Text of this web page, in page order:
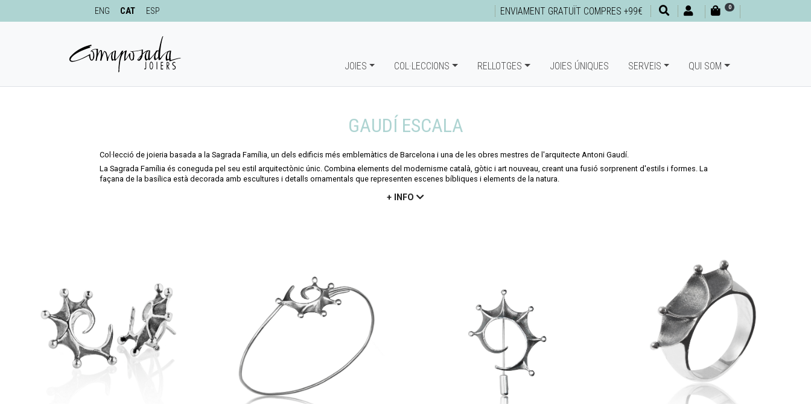
ENG CAT ESP ENVIAMENT GRATUÏT COMPRES +99€ 0
JOIES COL·LECCIONS RELLOTGES JOIES ÚNIQUES SERVEIS QUI SOM
GAUDÍ ESCALA
Col·lecció de joieria basada a la Sagrada Família, un dels edificis més emblemàtics de Barcelona i una de les obres mestres de l'arquitecte Antoni Gaudí.
La Sagrada Família és coneguda pel seu estil arquitectònic únic. Combina elements del modernisme català, gòtic i art nouveau, creant una fusió sorprenent d'estils i formes. La
façana de la basílica està decorada amb escultures i detalls ornamentals que representen escenes bíbliques i elements de la natura.
+ INFO